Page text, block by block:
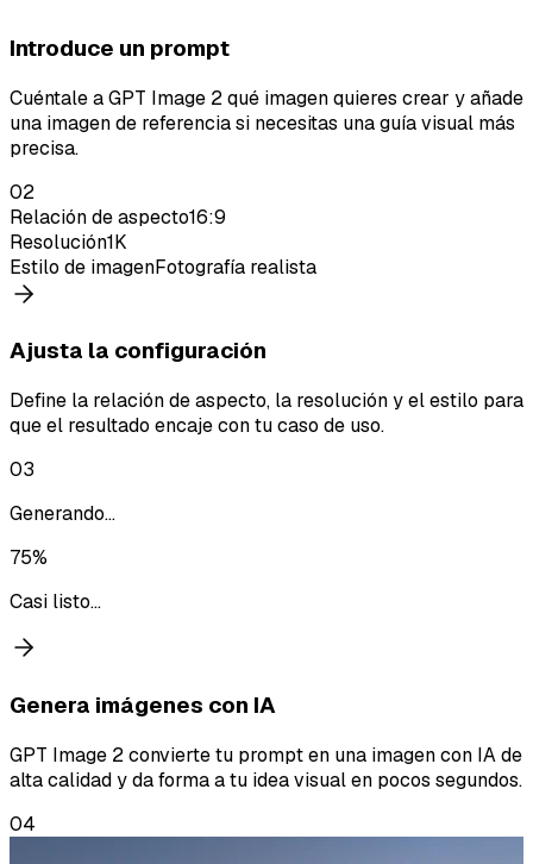
Introduce un prompt
Cuéntale a GPT Image 2 qué imagen quieres crear y añade
una imagen de referencia si necesitas una guía visual más
precisa.
02
Relación de aspecto16:9
Resolución1K
Estilo de imagenFotografía realista
Ajusta la configuración
Define la relación de aspecto, la resolución y el estilo para
que el resultado encaje con tu caso de uso.
03
Generando...
75%
Casi listo...
Genera imágenes con IA
GPT Image 2 convierte tu prompt en una imagen con IA de
alta calidad y da forma a tu idea visual en pocos segundos.
04